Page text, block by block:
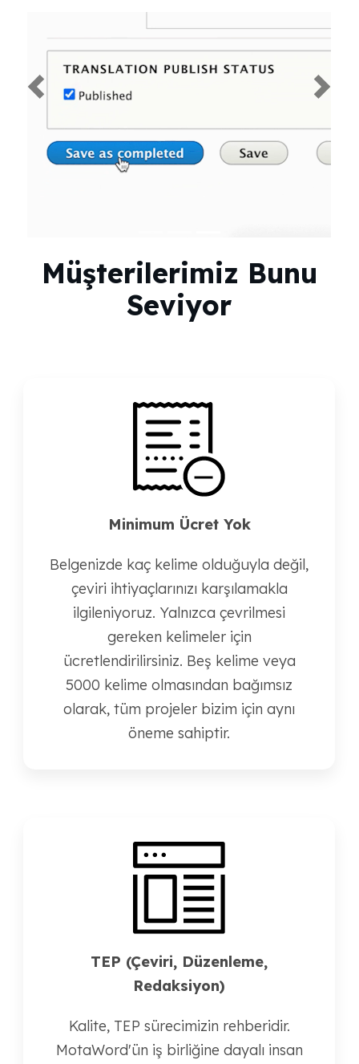
Previous Next
Müşterilerimiz Bunu
Seviyor
Minimum Ücret Yok
Belgenizde kaç kelime olduğuyla değil,
çeviri ihtiyaçlarınızı karşılamakla
ilgileniyoruz. Yalnızca çevrilmesi
gereken kelimeler için
ücretlendirilirsiniz. Beş kelime veya
5000 kelime olmasından bağımsız
olarak, tüm projeler bizim için aynı
öneme sahiptir.
TEP (Çeviri, Düzenleme,
Redaksiyon)
Kalite, TEP sürecimizin rehberidir.
MotaWord'ün iş birliğine dayalı insan